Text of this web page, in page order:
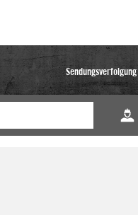
Sendungsverfolgung